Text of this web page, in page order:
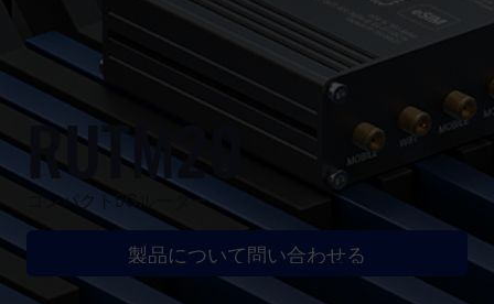
RUTM20
コンパクト5Gルーター
製品について問い合わせる